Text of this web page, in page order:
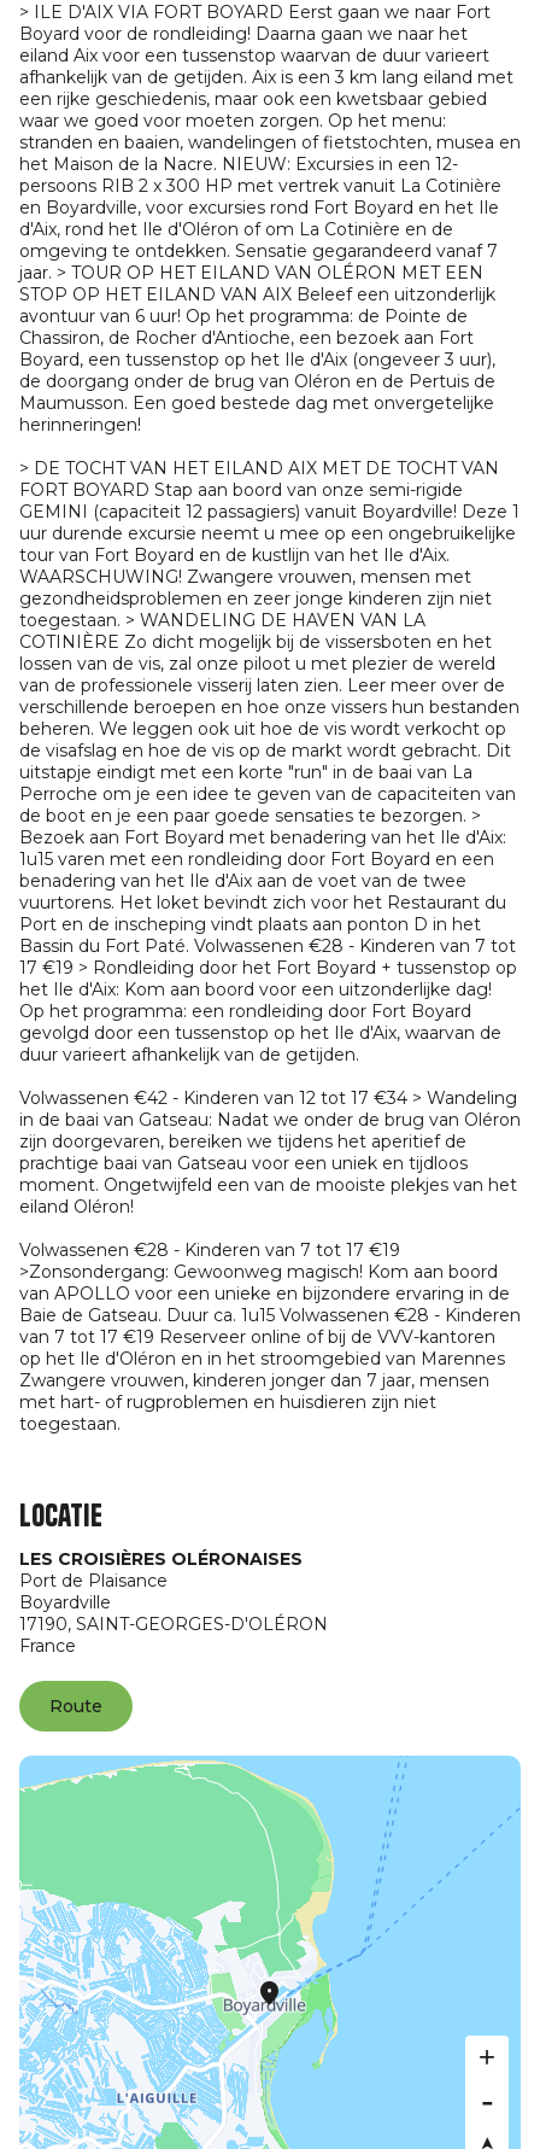
> ILE D'AIX VIA FORT BOYARD Eerst gaan we naar Fort
Boyard voor de rondleiding! Daarna gaan we naar het
eiland Aix voor een tussenstop waarvan de duur varieert
afhankelijk van de getijden. Aix is een 3 km lang eiland met
een rijke geschiedenis, maar ook een kwetsbaar gebied
waar we goed voor moeten zorgen. Op het menu:
stranden en baaien, wandelingen of fietstochten, musea en
het Maison de la Nacre. NIEUW: Excursies in een 12-
persoons RIB 2 x 300 HP met vertrek vanuit La Cotinière
en Boyardville, voor excursies rond Fort Boyard en het Ile
d'Aix, rond het Ile d'Oléron of om La Cotinière en de
omgeving te ontdekken. Sensatie gegarandeerd vanaf 7
jaar. > TOUR OP HET EILAND VAN OLÉRON MET EEN
STOP OP HET EILAND VAN AIX Beleef een uitzonderlijk
avontuur van 6 uur! Op het programma: de Pointe de
Chassiron, de Rocher d'Antioche, een bezoek aan Fort
Boyard, een tussenstop op het Ile d'Aix (ongeveer 3 uur),
de doorgang onder de brug van Oléron en de Pertuis de
Maumusson. Een goed bestede dag met onvergetelijke
herinneringen!
> DE TOCHT VAN HET EILAND AIX MET DE TOCHT VAN
FORT BOYARD Stap aan boord van onze semi-rigide
GEMINI (capaciteit 12 passagiers) vanuit Boyardville! Deze 1
uur durende excursie neemt u mee op een ongebruikelijke
tour van Fort Boyard en de kustlijn van het Ile d'Aix.
WAARSCHUWING! Zwangere vrouwen, mensen met
gezondheidsproblemen en zeer jonge kinderen zijn niet
toegestaan. > WANDELING DE HAVEN VAN LA
COTINIÈRE Zo dicht mogelijk bij de vissersboten en het
lossen van de vis, zal onze piloot u met plezier de wereld
van de professionele visserij laten zien. Leer meer over de
verschillende beroepen en hoe onze vissers hun bestanden
beheren. We leggen ook uit hoe de vis wordt verkocht op
de visafslag en hoe de vis op de markt wordt gebracht. Dit
uitstapje eindigt met een korte "run" in de baai van La
Perroche om je een idee te geven van de capaciteiten van
de boot en je een paar goede sensaties te bezorgen. >
Bezoek aan Fort Boyard met benadering van het Ile d'Aix:
1u15 varen met een rondleiding door Fort Boyard en een
benadering van het Ile d'Aix aan de voet van de twee
vuurtorens. Het loket bevindt zich voor het Restaurant du
Port en de inscheping vindt plaats aan ponton D in het
Bassin du Fort Paté. Volwassenen €28 - Kinderen van 7 tot
17 €19 > Rondleiding door het Fort Boyard + tussenstop op
het Ile d'Aix: Kom aan boord voor een uitzonderlijke dag!
Op het programma: een rondleiding door Fort Boyard
gevolgd door een tussenstop op het Ile d'Aix, waarvan de
duur varieert afhankelijk van de getijden.
Volwassenen €42 - Kinderen van 12 tot 17 €34 > Wandeling
in de baai van Gatseau: Nadat we onder de brug van Oléron
zijn doorgevaren, bereiken we tijdens het aperitief de
prachtige baai van Gatseau voor een uniek en tijdloos
moment. Ongetwijfeld een van de mooiste plekjes van het
eiland Oléron!
Volwassenen €28 - Kinderen van 7 tot 17 €19
>Zonsondergang: Gewoonweg magisch! Kom aan boord
van APOLLO voor een unieke en bijzondere ervaring in de
Baie de Gatseau. Duur ca. 1u15 Volwassenen €28 - Kinderen
van 7 tot 17 €19 Reserveer online of bij de VVV-kantoren
op het Ile d'Oléron en in het stroomgebied van Marennes
Zwangere vrouwen, kinderen jonger dan 7 jaar, mensen
met hart- of rugproblemen en huisdieren zijn niet
toegestaan.
Locatie
LES CROISIÈRES OLÉRONAISES
Port de Plaisance
Boyardville
17190, SAINT-GEORGES-D'OLÉRON
France
Route